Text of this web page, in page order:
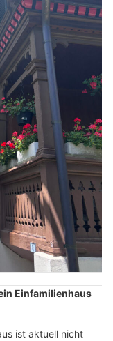
Einfamilienhaus
ist aktuell nicht